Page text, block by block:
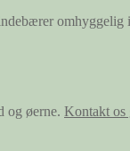
og øerne. Kontakt os